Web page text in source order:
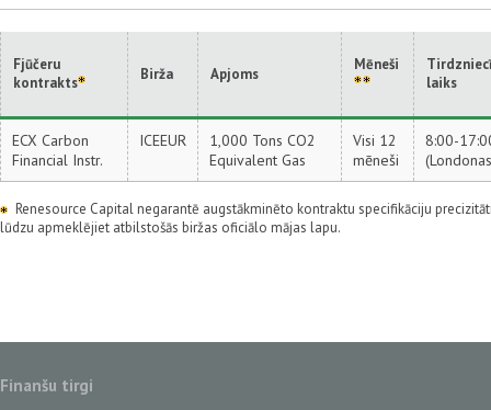
Fjūčeru
kontrakts
Birža Apjoms
Mēneši
laiks
ECX Carbon
Financial Instr.
ICEEUR
1,000 Tons CO2
Equivalent Gas
Visi 12
mēneši
8:00-
Renesource Capital negarantē augstākminēto kontraktu specifikāciju
lūdzu apmeklējiet atbilstošās biržas oficiālo mājas lapu.
Finanšu tirgi